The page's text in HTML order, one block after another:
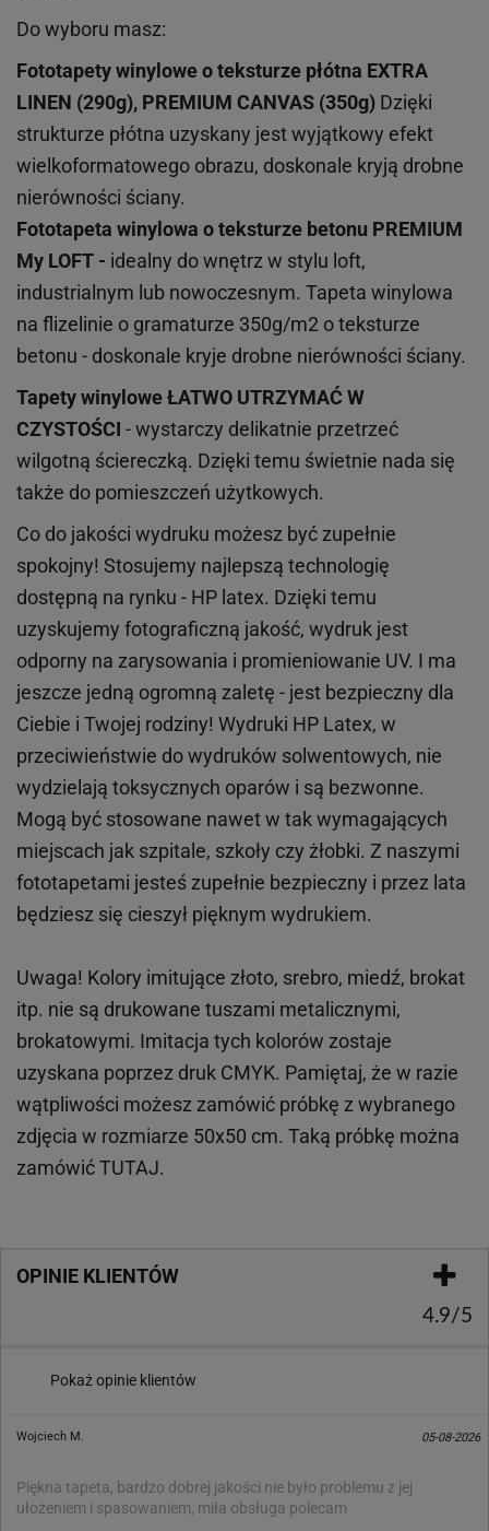
Do wyboru masz:
Fototapety winylowe oteksturze płótna EXTRA
LINEN (290g), PREMIUM CANVAS (350g) Dzięki
strukturze płótna uzyskany jest wyjątkowy efekt
wielkoformatowego obrazu, doskonale kryją drobne
nierówności ściany.
Fototapeta winylowa oteksturze betonu PREMIUM
My LOFT - idealny do wnętrz w stylu loft,
industrialnym lub nowoczesnym. Tapeta winylowa
na flizelinie o gramaturze 350g/m2 o teksturze
betonu - doskonale kryje drobne nierówności ściany.
Tapety winyloweŁATWO UTRZYMAĆ W
CZYSTOŚCI - wystarczy delikatnie przetrzeć
wilgotną ściereczką. Dzięki temu świetnie nada się
także do pomieszczeń użytkowych.
Co do jakości wydruku możesz być zupełnie
spokojny! Stosujemy najlepszą technologię
dostępną na rynku - HP latex. Dzięki temu
uzyskujemy fotograficzną jakość, wydruk jest
odporny na zarysowania i promieniowanie UV. I ma
jeszcze jedną ogromną zaletę - jest bezpieczny dla
Ciebie i Twojej rodziny! Wydruki HP Latex, w
przeciwieństwie do wydruków solwentowych, nie
wydzielają toksycznych oparów i są bezwonne.
Mogą być stosowane nawet w tak wymagających
miejscach jak szpitale, szkoły czy żłobki. Z naszymi
fototapetami jesteś zupełnie bezpieczny i przez lata
będziesz się cieszył pięknym wydrukiem.
Uwaga! Kolory imitujące złoto, srebro, miedź, brokat
itp. nie są drukowane tuszami metalicznymi,
brokatowymi. Imitacja tych kolorów zostaje
uzyskana poprzez druk CMYK. Pamiętaj, że w razie
wątpliwości możesz zamówić próbkę z wybranego
zdjęcia w rozmiarze 50x50 cm. Taką próbkę można
zamówićTUTAJ.
OPINIE KLIENTÓW
4.9/5
Pokaż opinie klientów
Wojciech M. 05-08-2026
Piękna tapeta, bardzo dobrej jakości nie było problemu z jej
ułożeniem i spasowaniem, miła obsługa polecam